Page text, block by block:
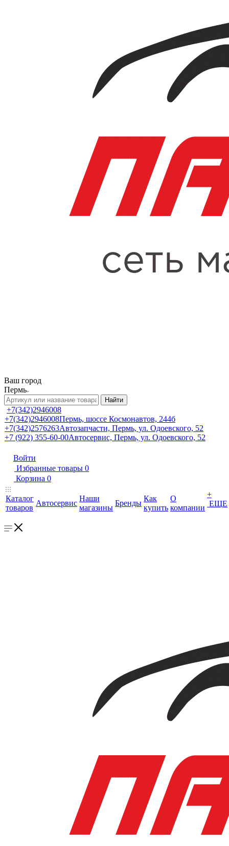
Ваш город
Пермь
Найти
+7(342)2946008
+7(342)2946008Пермь, шоссе Космонавтов, 244б
+7(342)2576263Автозапчасти, Пермь, ул. Одоевского, 52
+7 (922) 355-60-00Автосервис, Пермь, ул. Одоевского, 52
Войти
Избранные товары 0
Корзина 0
Каталог
товаров
Автосервис
Наши
магазины
Бренды
Как
купить
О
компании
+
ЕЩЕ